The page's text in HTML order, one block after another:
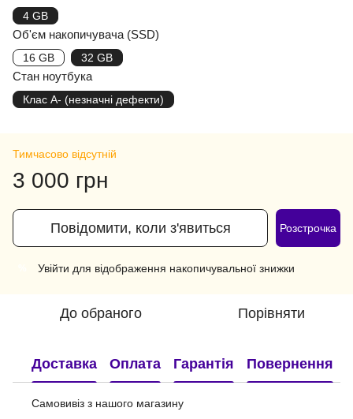
4 GB
Об'єм накопичувача (SSD)
16 GB 32 GB
Стан ноутбука
Клас A- (незначні дефекти)
Тимчасово відсутній
3 000 грн
Повідомити, коли з'явиться Розстрочка
Увійти для відображення накопичувальної знижки
До обраного Порівняти
Доставка Оплата Гарантія Повернення
Самовивіз з нашого магазину